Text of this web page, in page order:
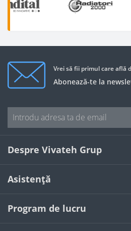
Vrei să fii primul care află
Abonează-te la
Despre Vivateh Grup
Asistență
Program de lucru